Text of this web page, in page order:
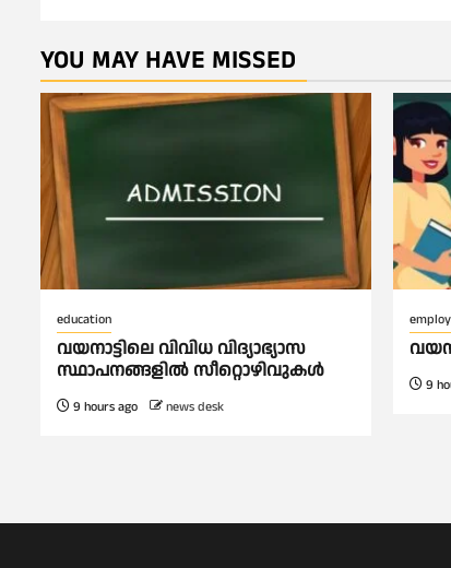
YOU MAY HAVE MISSED
education
വയനാട്ടിലെ വിവിധ വിദ്യാഭ്യാസ
സ്ഥാപനങ്ങളിൽ സീറ്റൊഴിവുകൾ
9 hours ago news desk
9